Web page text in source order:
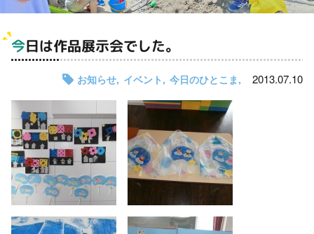
今日は作品展示会でした。
お知らせ イベント 今日のひとこま 2013.07.10